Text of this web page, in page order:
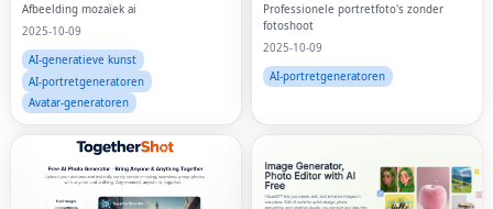
Afbeelding mozaïek ai
2025-10-09
AI-generatieve kunst
AI-portretgeneratoren
Avatar-generatoren
Professionele portretfoto's zonder
fotoshoot
2025-10-09
AI-portretgeneratoren